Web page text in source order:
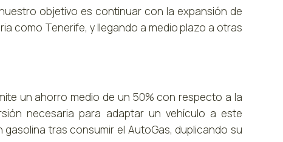
objetivo es continuar con la expansión de
como Tenerife, y llegando a medio plazo a otras
un ahorro medio de un 50% con respecto a la
necesaria para adaptar un vehículo a este
tras consumir el AutoGas, duplicando su